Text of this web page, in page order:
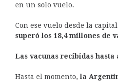
en un solo vuelo.
Con ese vuelo desde la
superó los 18,4 millones de
Las vacunas recibidas hasta
Hasta el momento, la